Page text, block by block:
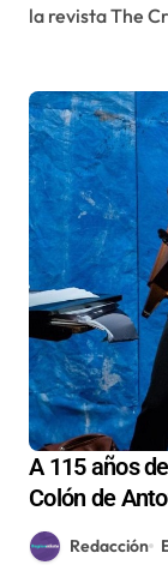
la revista The
A 115 años
Colón de
con teatro
Redacción